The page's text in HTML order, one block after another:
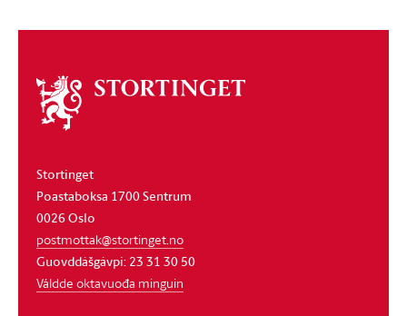
About
the
Stortinget
Poastaboksa 1700 Sentrum
0026 Oslo
postmottak@stortinget.no
Guovddášgávpi: 23 31 30 50
Váldde oktavuođa minguin